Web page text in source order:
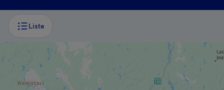
Liste
PARC RÉGIONAL / MUNICIPAL
Parc du Mont-Royal